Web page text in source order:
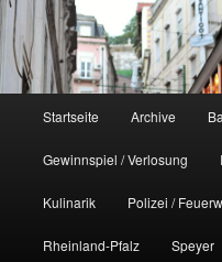
Startseite Archive
Gewinnspiel / Verlosung
Kulinarik Polizei /
Rheinland-Pfalz Speyer